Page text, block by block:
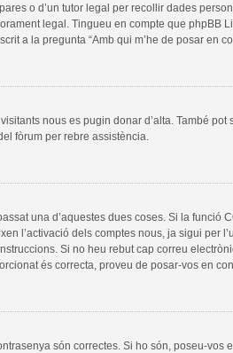
o d’un tutor legal per recollir dades
legal. Tingueu en compte que phpBB
a la pregunta “Amb qui m’he de posar en
nous es pugin donar d’alta. També
fòrum per rebre assistència.
una d’aquestes dues coses. Si la
l’activació dels comptes nous, ja sigui
Si no heu rebut cap correu
és correcta, proveu de posar-vos en
són correctes. Si ho són, poseu-